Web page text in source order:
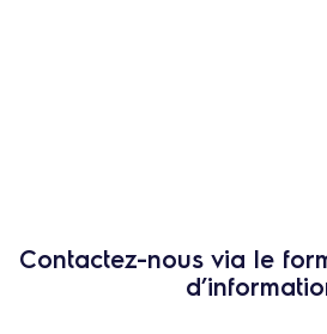
Contactez-nous via le